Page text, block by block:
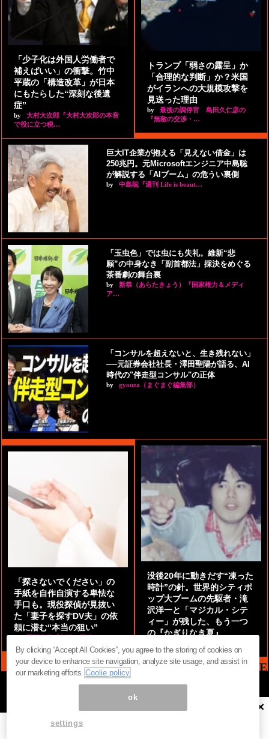
「少子化は外国人労働者で
補えばいい」の衝撃。竹中
平蔵の「構造改革」が日本
にもたらした“深刻な後遺
症”
by
大村大次郎『大村大次郎の本音
で役に立つ税…
トランプ「弱さの露呈」か
「合理的な判断」か？米国
がイランへの大規模攻撃を
見送った理由
by
最後の調停官 島田久仁彦の
『無敵の交渉・…
巨大IT企業が抱える「見えない借金」は
250兆円。元Microsoftエンジニア中島聡
が解説する「AIブーム」の危うい裏側
by 中島聡『週刊 Life is beaut…
「玉虫色」では虫にも失礼。維新“悲
願”の中身なき「副首都法」採決をめぐる
茶番劇の舞台裏
by
新恭（あらたきょう）『国家権力＆メディ
ア…
「コンサルを超えないと、生き残れない」
──元証券会社社長・澤田聖陽が語る、AI
時代の"伴走型コンサル"の正体
by gyouza（まぐまぐ編集部）
「探さないでください」の
手紙を自作自演する卑怯な
手口も。現役探偵が見抜い
た「妻子を探すDV夫」の依
頼に潜む“本当の狙い”
by 阿部泰尚『伝説の探偵』
没後20年に動きだす“凍った
時計”の針。世界的シティポ
ップ大ブームの先駆者・滝
沢洋一と「マジカル・シテ
ィー」が残した、もう一つ
の『かぎりなき夏』
MAG2 NEWS HEADLINE
ページ内の商標は全て商標権者に属します。無断転載を禁じます。 ©
まぐまぐ！
×
By clicking “Accept All Cookies”, you agree to the storing of cookies on
your device to enhance site navigation, analyze site usage, and assist in
our marketing efforts.Coolie policy
ok
settings